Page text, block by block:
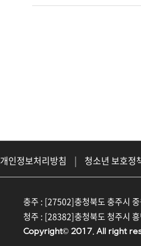
개인정보처리방침 |
청소년 보호정
충주 : [27502]충청북도 충주시
청주 : [28382]충청북도 청주시
Copyright© 2017. All right